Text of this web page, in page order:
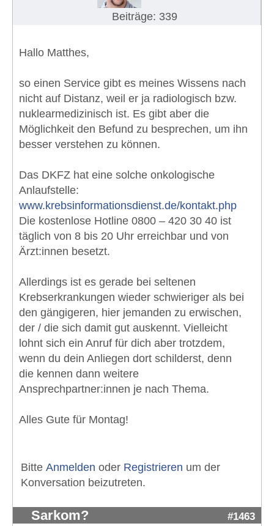
Beiträge: 339
Hallo Matthes,
so einen Service gibt es meines Wissens nach
nicht auf Distanz, weil er ja radiologisch bzw.
nuklearmedizinisch ist. Es gibt aber die
Möglichkeit den Befund zu besprechen, um ihn
besser verstehen zu können.
Das DKFZ hat eine solche onkologische
Anlaufstelle:
www.krebsinformationsdienst.de/kontakt.php
Die kostenlose Hotline 0800 – 420 30 40 ist
täglich von 8 bis 20 Uhr erreichbar und von
Ärzt:innen besetzt.
Allerdings ist es gerade bei seltenen
Krebserkrankungen wieder schwieriger als bei
den gängigeren, hier jemanden zu erwischen,
der / die sich damit gut auskennt. Vielleicht
lohnt sich ein Anruf für dich aber trotzdem,
wenn du dein Anliegen dort schilderst, denn
die kennen dann weitere
Ansprechpartner:innen je nach Thema.
Alles Gute für Montag!
Bitte Anmelden oder Registrieren um der
Konversation beizutreten.
Sarkom? #1463